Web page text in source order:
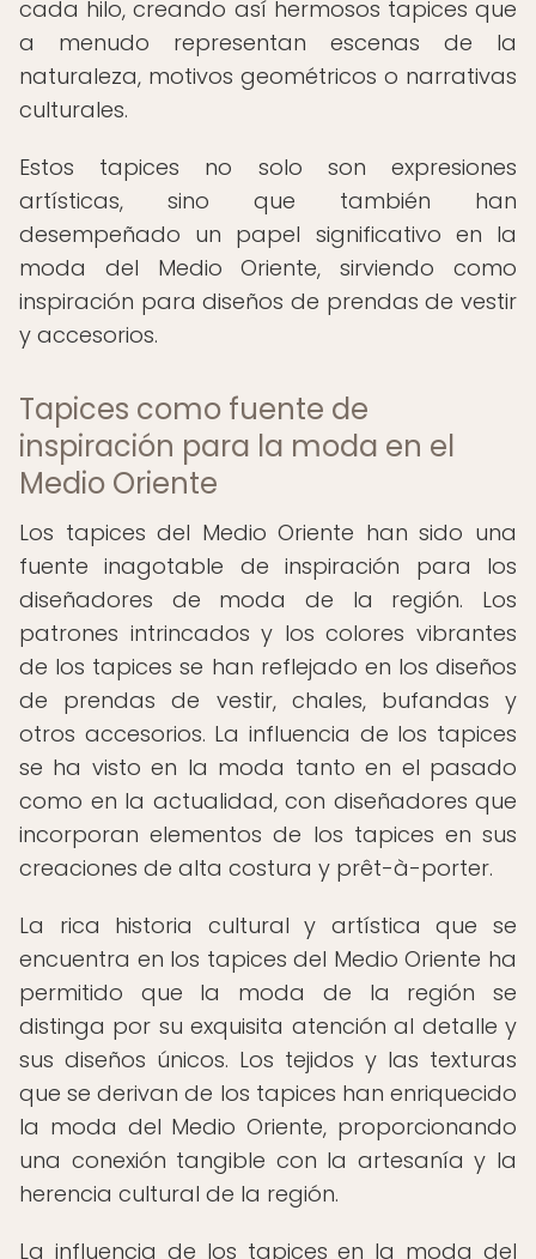
cada hilo, creando así hermosos tapices que
a menudo representan escenas de la
naturaleza, motivos geométricos o narrativas
culturales.
Estos tapices no solo son expresiones
artísticas, sino que también han
desempeñado un papel significativo en la
moda del Medio Oriente, sirviendo como
inspiración para diseños de prendas de vestir
y accesorios.
Tapices como fuente de
inspiración para la moda en el
Medio Oriente
Los tapices del Medio Oriente han sido una
fuente inagotable de inspiración para los
diseñadores de moda de la región. Los
patrones intrincados y los colores vibrantes
de los tapices se han reflejado en los diseños
de prendas de vestir, chales, bufandas y
otros accesorios. La influencia de los tapices
se ha visto en la moda tanto en el pasado
como en la actualidad, con diseñadores que
incorporan elementos de los tapices en sus
creaciones de alta costura y prêt-à-porter.
La rica historia cultural y artística que se
encuentra en los tapices del Medio Oriente ha
permitido que la moda de la región se
distinga por su exquisita atención al detalle y
sus diseños únicos. Los tejidos y las texturas
que se derivan de los tapices han enriquecido
la moda del Medio Oriente, proporcionando
una conexión tangible con la artesanía y la
herencia cultural de la región.
La influencia de los tapices en la moda del